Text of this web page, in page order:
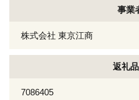
事業
株式会社 東京江商
返礼
7086405